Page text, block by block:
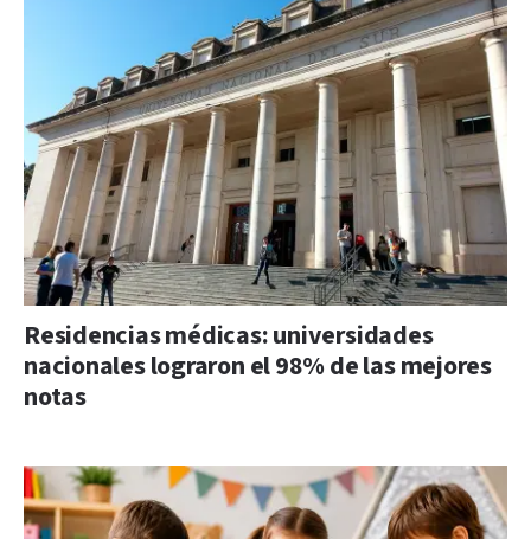
Residencias médicas: universidades
nacionales lograron el 98% de las mejores
notas